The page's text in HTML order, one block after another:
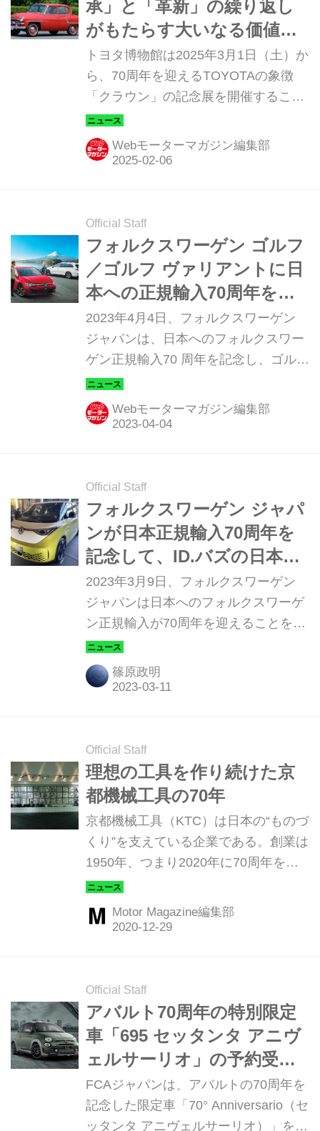
承」と「革新」の繰り返し
がもたらす大いなる価値。
クラウン70周年記念展～な
ぜ70年生き続けているのか
～を開催
トヨタ博物館は2025年3月1日（土）か
ら、70周年を迎えるTOYOTAの象徴
「クラウン」の記念展を開催すること
を発表しました。8月3日（日）までの
期間、16代の実車に加え、記憶に残る
特別なモデルが展示されます。
Webモーターマガジン編集部
Official Staff
フォルクスワーゲン ゴルフ
／ゴルフ ヴァリアントに日
本への正規輸入70周年を記
念した特別仕様車「プラチ
ナム エディション」を導入
2023年4月4日、フォルクスワーゲン
ジャパンは、日本へのフォルクスワー
ゲン正規輸入70 周年を記念し、ゴルフ
およびゴルフ ヴァリアントをベースと
した特別仕様車「プラチナム エディシ
ョン（Platinum Edition）」を導入す
Webモーターマガジン編集部
Official Staff
フォルクスワーゲン ジャパ
ンが日本正規輸入70周年を
記念して、ID.バズの日本導
入を決定！
2023年3月9日、フォルクスワーゲン
ジャパンは日本へのフォルクスワーゲ
ン正規輸入が70周年を迎えることを記
念し、2023年内に特別仕様車を発売、
そして2024年末以降にID.バズ
（Buzz）を日本市場に導入することを
篠原政明
Official Staff
理想の工具を作り続けた京
都機械工具の70年
京都機械工具（KTC）は日本の“ものづ
くり”を支えている企業である。創業は
1950年、つまり2020年に70周年を迎
えている。ここではそんなKTCの70年
を振り返る。（Motor Magazine2021年
2月号より）
Motor Magazine編集部
Official Staff
アバルト70周年の特別限定
車「695 セッタンタ アニヴ
ェルサーリオ」の予約受付
を開始
FCAジャパンは、アバルトの70周年を
記念した限定車「70° Anniversario（セ
ッタンタ アニヴェルサーリオ）」を